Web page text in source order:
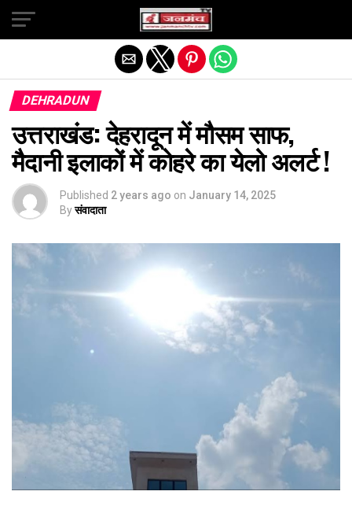
DEHRADUN
उत्तराखंड: देहरादून में मौसम साफ,
मैदानी इलाकों में कोहरे का येलो अलर्ट !
Published 2 years ago on January 14, 2025
Byसंवादाता
Exit mobile version